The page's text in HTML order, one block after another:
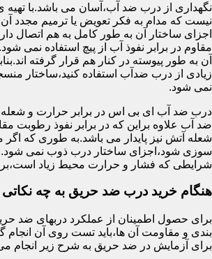
نگهداری از درب ضد آب،آسان می باشد.با
نیست که مدام به فکر تعویض یا ترمیم مجدد
اجزای ساختار آن به طور کامل به هم اتصال
مقاوم در برابر نفوذ آب از پیچ استفاده نمی
آن به طور پیوسته در کنار هم قرار گرفته
زیادی از درب ضدآب استفاده کنید،ساختار
نمی شود.
درب ضد آب ای بی اس در برابر حرارت و شعله
ضد آب علاوه براین که در برابر نفوذ رطوبت
شعله آتش نیز پایدار می باشد.به طوری که
سوزی شود،اجزای ساختار درب ذوب نمی
شرایطی که فشار و حرارت محیط زیاد
هنگام خرید درب ضد حریق به چه نکاتی
برای حصول اطمینان از عملکرد دربهای ضد
برای آزمایش در ضد حریق به شرح زیر انجام